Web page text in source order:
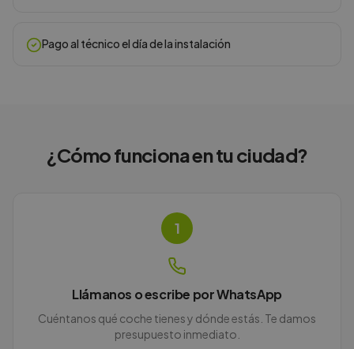
Pago al técnico el día de la instalación
¿Cómo funciona entu ciudad?
1
Llámanos o escribe por WhatsApp
Cuéntanos qué coche tienes y dónde estás. Te damos
presupuesto inmediato.